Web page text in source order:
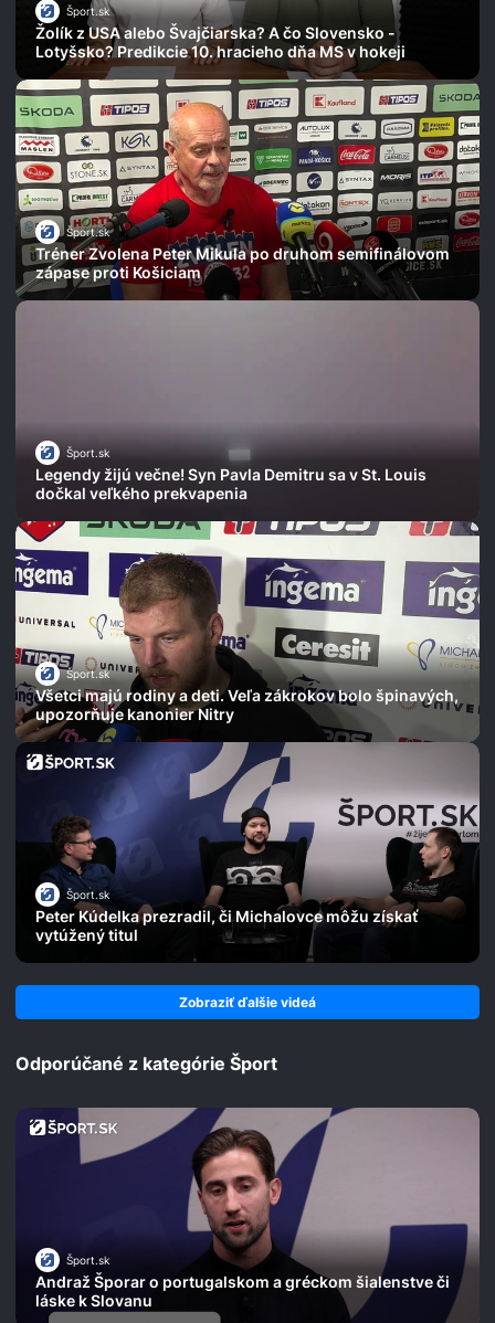
Šport.sk
Žolík z USA alebo Švajčiarska? A čo Slovensko -
Lotyšsko? Predikcie 10. hracieho dňa MS v hokeji
Šport.sk
Tréner Zvolena Peter Mikula po druhom semifinálovom
zápase proti Košiciam
Šport.sk
Legendy žijú večne! Syn Pavla Demitru sa v St. Louis
dočkal veľkého prekvapenia
Šport.sk
Všetci majú rodiny a deti. Veľa zákrokov bolo špinavých,
upozorňuje kanonier Nitry
Šport.sk
Peter Kúdelka prezradil, či Michalovce môžu získať
vytúžený titul
Zobraziť ďalšie videá
Odporúčané z kategórie Šport
Šport.sk
Andraž Šporar o portugalskom a gréckom šialenstve či
láske k Slovanu